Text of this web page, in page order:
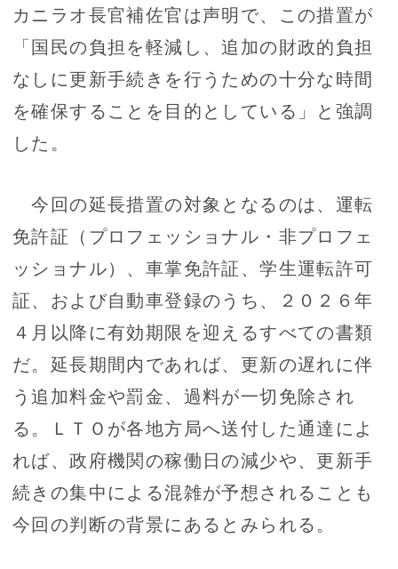
カニラオ長官補佐官は声明で、この措置が
「国民の負担を軽減し、追加の財政的負担
なしに更新手続きを行うための十分な時間
を確保することを目的としている」と強調
した。
今回の延長措置の対象となるのは、運転
免許証（プロフェッショナル・非プロフェ
ッショナル）、車掌免許証、学生運転許可
証、および自動車登録のうち、２０２６年
４月以降に有効期限を迎えるすべての書類
だ。延長期間内であれば、更新の遅れに伴
う追加料金や罰金、過料が一切免除され
る。ＬＴＯが各地方局へ送付した通達によ
れば、政府機関の稼働日の減少や、更新手
続きの集中による混雑が予想されることも
今回の判断の背景にあるとみられる。